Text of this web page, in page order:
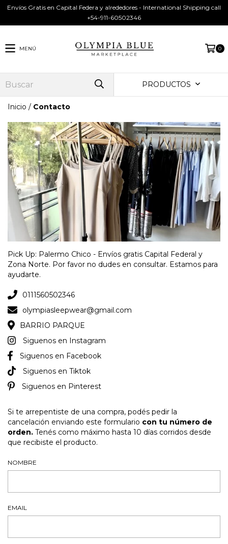
Envíos Gratis en Capital Federa y alrededores - International Shipping call
+54-911-60502346
MENÚ 0
PRODUCTOS
Inicio / Contacto
Pick Up: Palermo Chico - Envíos gratis Capital Federal y
Zona Norte. Por favor no dudes en consultar. Estamos para
ayudarte.
0111560502346
olympiasleepwear@gmail.com
BARRIO PARQUE
Siguenos en Instagram
Siguenos en Facebook
Siguenos en Tiktok
Siguenos en Pinterest
Si te arrepentiste de una compra, podés pedir la
cancelación enviando este formulario con tu número de
orden. Tenés como máximo hasta 10 días corridos desde
que recibiste el producto.
NOMBRE
EMAIL